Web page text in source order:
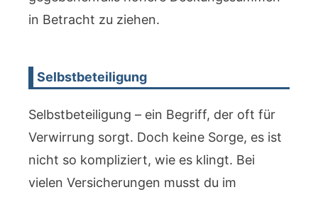
in Betracht zu ziehen.
Selbstbeteiligung
Selbstbeteiligung – ein Begriff, der oft für
Verwirrung sorgt. Doch keine Sorge, es ist
nicht so kompliziert, wie es klingt. Bei
vielen Versicherungen musst du im